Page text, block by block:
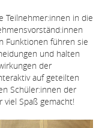
Teilnehmer:innen in die
Funktionen führen sie
und halten
der
auf geteilten
Schüler:innen der
viel Spaß gemacht!